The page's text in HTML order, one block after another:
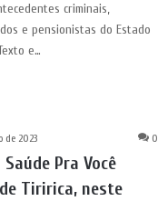
criminais,
e pensionistas do Estado
e…
de 2023 0
Pra Você
Tiririca, neste